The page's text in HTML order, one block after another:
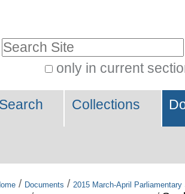
only in current
Search Collections
/ Documents / 2015 March-April Parliamentary